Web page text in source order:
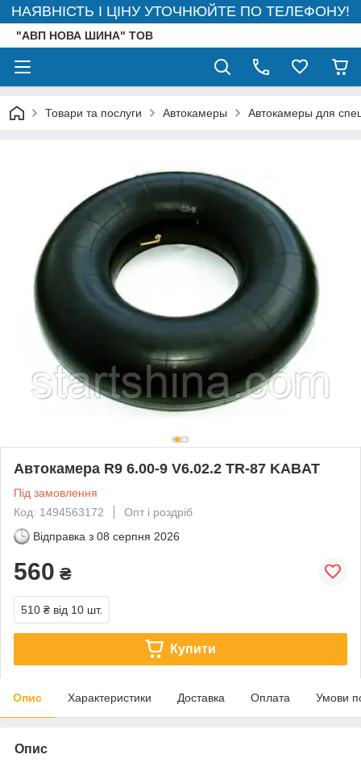
НАЯВНІСТЬ І ЦІНУ УТОЧНЮЙТЕ ПО ТЕЛЕФОНУ!
"АВП НОВА ШИНА" ТОВ
Товари та послуги Автокамеры Автокамеры для
Автокамера R9 6.00-9 V6.02.2 TR-87 KABAT
Під замовлення
Код: 1494563172
Опт і роздріб
Відправка з 08 серпня 2026
560 ₴
510 ₴ від 10 шт.
Купити
Опис Характеристики Доставка Оплата Умови
Опис